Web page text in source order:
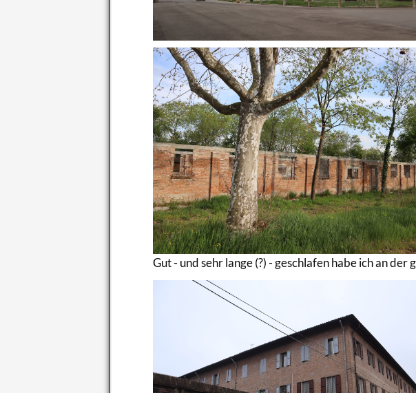
Gut - und sehr lange (?) - ge­schla­fen habe ich an der